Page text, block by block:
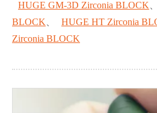
HUGE GM-3D Zirconia BLOCK
BLOCK
HUGE HT Zirconia
Zirconia BLOCK